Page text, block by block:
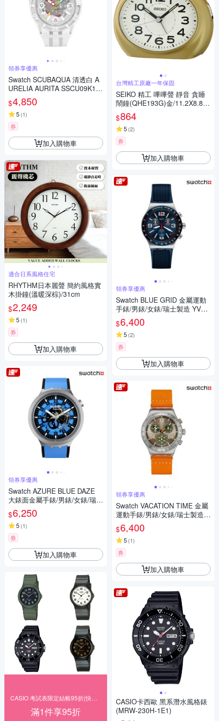
領券享優惠
Swatch SCUBAQUA 清透白 A
URELIA AURITA SSCU09K10
0 (44mm)
$4,850
5 (1)
券
加入購物車
適合日系風格住宅
RHYTHM日本麗聲 簡約風格實
木掛鐘(溫暖深棕)/31cm
$2,249
5 (1)
券
加入購物車
領券享優惠
Swatch AZURE BLUE DAZE
大錶面金屬手錶/男錶/女錶/瑞士
製造 SB07S106 (47mm)
$6,250
5 (1)
券
加入購物車
滿1件享95折
台灣精工原廠一年保固
SEIKO 精工 嗶嗶聲 靜音 貪睡
鬧鐘(QHE193G)金/11.2X8.8c
m
$864
5 (2)
券
加入購物車
領券享優惠
Swatch BLUE GRID 金屬運動
手錶/男錶/女錶/瑞士製造 YVS4
54 (43mm)
$6,400
5 (2)
券
加入購物車
領券享優惠
Swatch VACATION TIME 金屬
運動手錶/男錶/女錶/瑞士製造 Y
VS101 (43mm)
$6,400
5 (1)
券
加入購物車
CASIO卡西歐 黑系潛水風格錶
(MRW-230H-1E1)